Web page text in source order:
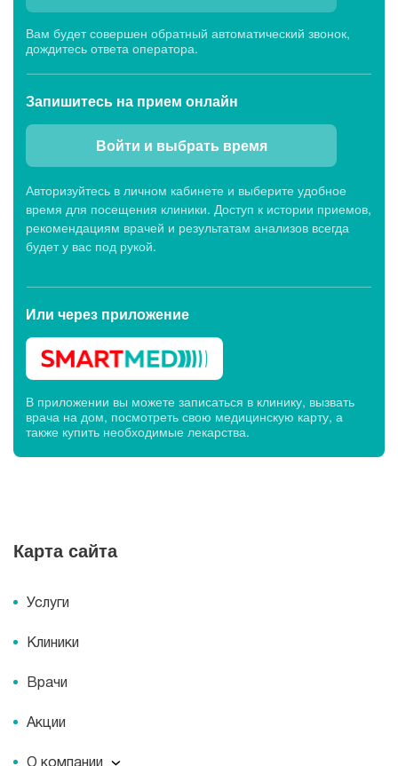
Вам будет совершен обратный автоматический звонок,
дождитесь ответа оператора.
Запишитесь на прием онлайн
Войти и выбрать время
Авторизуйтесь в личном кабинете и выберите удобное
время для посещения клиники. Доступ к истории приемов,
рекомендациям врачей и результатам анализов всегда
будет у вас под рукой.
Или через приложение
В приложении вы можете записаться в клинику, вызвать
врача на дом, посмотреть свою медицинскую карту, а
также купить необходимые лекарства.
Карта сайта
Услуги
Клиники
Врачи
Акции